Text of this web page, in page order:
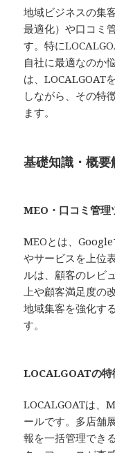
地域ビジネスの集
最適化）や口コミ
す。特に
自社に最適なのか
は、LOCALGOAT
しながら、その特
ます。
基礎知識・概要
MEO・口コミ管理
MEOとは、
やサービスを上位
ルは、顧客のレビ
上や顧客満足度の
地域集客を強化す
す。
LOCALGOATの特
LOCALGOATは、
ールです。多店舗
報を一括管理でき